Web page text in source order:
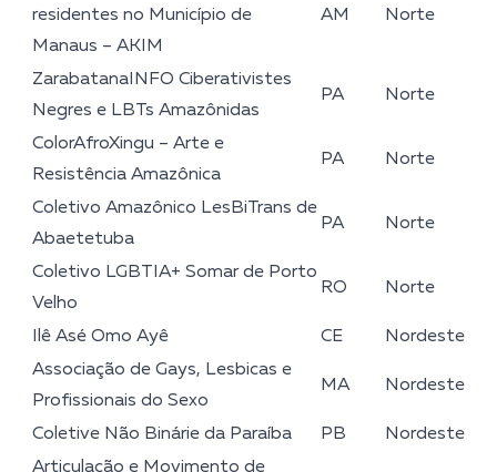
residentes no Município de
Manaus – AKIM
AM Norte
ZarabatanaINFO Ciberativistes
Negres e LBTs Amazônidas
PA Norte
ColorAfroXingu – Arte e
Resistência Amazônica
PA Norte
Coletivo Amazônico LesBiTrans de
Abaetetuba
PA Norte
Coletivo LGBTIA+ Somar de Porto
Velho
RO Norte
Ilê Asé Omo Ayê CE
Nordeste
Associação de Gays, Lesbicas e
Profissionais do Sexo
MA Nordeste
Coletive Não Binárie da Paraíba PB
Nordeste
Articulação e Movimento de